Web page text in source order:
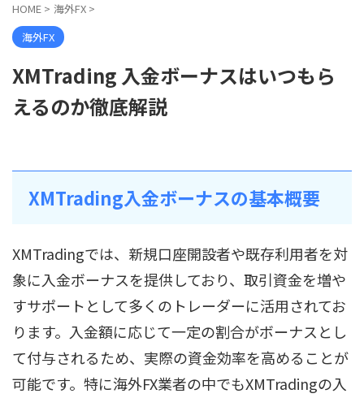
HOME > 海外FX >
海外FX
XMTrading 入金ボーナスはいつもら
えるのか徹底解説
XMTrading入金ボーナスの基本概要
XMTradingでは、新規口座開設者や既存利用者を対
象に入金ボーナスを提供しており、取引資金を増や
すサポートとして多くのトレーダーに活用されてお
ります。入金額に応じて一定の割合がボーナスとし
て付与されるため、実際の資金効率を高めることが
可能です。特に海外FX業者の中でもXMTradingの入